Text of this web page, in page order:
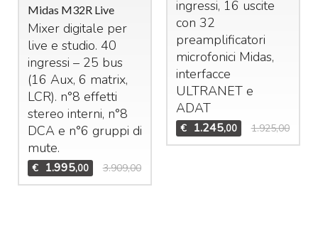
Midas M32R Live
Mixer digitale per
live e studio. 40
ingressi – 25 bus
(16 Aux, 6 matrix,
LCR). n°8 effetti
stereo interni, n°8
DCAe n°6 gruppi di
mute.
€ 1.995,00 3.909,00
ingressi, 16 uscite
con 32
preamplificatori
microfonici Midas,
interfacce
ULTRANETe
ADAT
€ 1.245,00 1.925,00